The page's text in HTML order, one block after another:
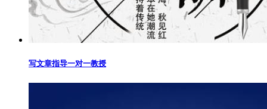
写文章指导一对一教授